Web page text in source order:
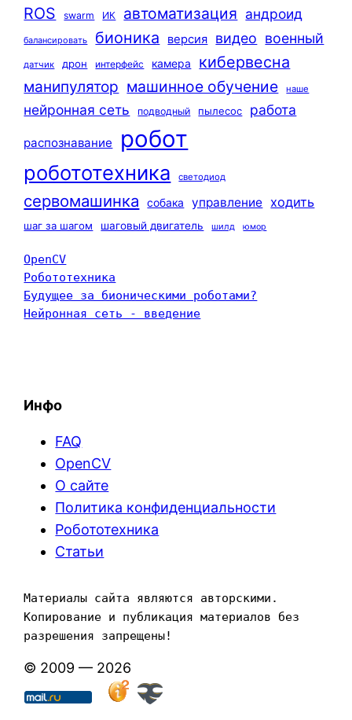
ROS swarm ИК автоматизация андроид
балансировать бионика версия видео военный
датчик дрон интерфейс камера кибервесна
манипулятор машинное обучение наше
нейронная сеть подводный пылесос работа
распознавание робот
робототехника светодиод
сервомашинка собака управление ходить
шаг за шагом шаговый двигатель шилд юмор
OpenCV
Робототехника
Будущее за бионическими роботами?
Нейронная сеть - введение
Инфо
FAQ
OpenCV
О сайте
Политика конфиденциальности
Робототехника
Статьи
Материалы сайта являются авторскими.
Копирование и публикация материалов без
разрешения запрещены!
© 2009 — 2026